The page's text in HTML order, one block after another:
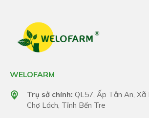
WELOFARM
Trụ sở chính: QL57, Ấp Tân An, Xã
Chợ Lách, Tỉnh Bến Tre